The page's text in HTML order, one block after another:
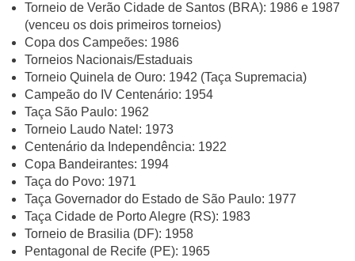
Torneio de Verão Cidade de Santos (BRA): 1986 e 1987
(venceu os dois primeiros torneios)
Copa dos Campeões: 1986
Torneios Nacionais/Estaduais
Torneio Quinela de Ouro: 1942 (Taça Supremacia)
Campeão do IV Centenário: 1954
Taça São Paulo: 1962
Torneio Laudo Natel: 1973
Centenário da Independência: 1922
Copa Bandeirantes: 1994
Taça do Povo: 1971
Taça Governador do Estado de São Paulo: 1977
Taça Cidade de Porto Alegre (RS): 1983
Torneio de Brasilia (DF): 1958
Pentagonal de Recife (PE): 1965